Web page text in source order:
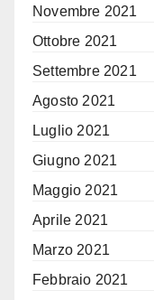
Novembre 2021
Ottobre 2021
Settembre 2021
Agosto 2021
Luglio 2021
Giugno 2021
Maggio 2021
Aprile 2021
Marzo 2021
Febbraio 2021